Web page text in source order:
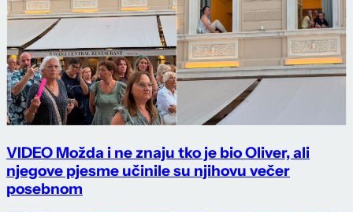
VIDEO Možda i ne znaju tko je bio Oliver, ali
njegove pjesme učinile su njihovu večer
posebnom